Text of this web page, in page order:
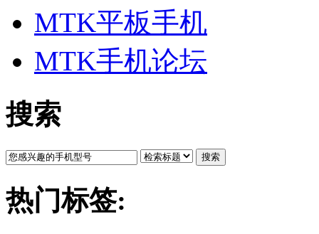
MTK平板手机
MTK手机论坛
搜索
搜索
热门标签: